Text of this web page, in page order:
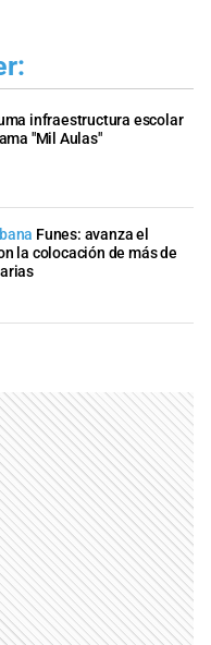
infraestructura escolar
"Mil Aulas"
Funes: avanza el
la colocación de más de